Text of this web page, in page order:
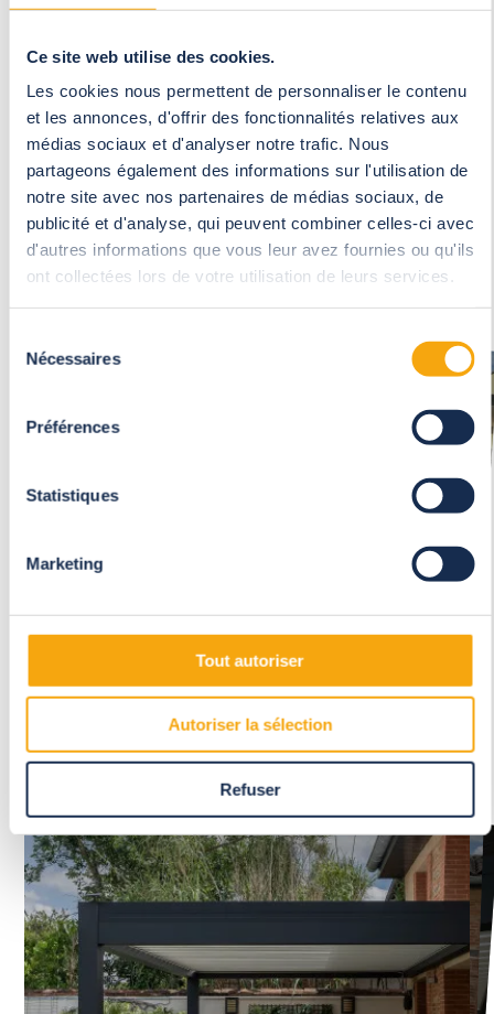
Ce site web utilise des cookies.
Les cookies nous permettent de personnaliser le contenu
et les annonces, d'offrir des fonctionnalités relatives aux
médias sociaux et d'analyser notre trafic. Nous
partageons également des informations sur l'utilisation de
notre site avec nos partenaires de médias sociaux, de
publicité et d'analyse, qui peuvent combiner celles-ci avec
d'autres informations que vous leur avez fournies ou qu'ils
ont collectées lors de votre utilisation de leurs services.
Nécessaires
Préférences
Statistiques
Marketing
Tout autoriser
Autoriser la sélection
Refuser
La pergola à toiture ouvrante d'Hervé
Lire la suite